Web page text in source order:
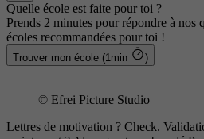
Quelle école est faite pour toi ?
Prends 2 minutes pour répondre à nos
écoles recommandées pour toi !
Trouver mon école (1min )
© Efrei Picture Studio
Lettres de motivation ? Check.